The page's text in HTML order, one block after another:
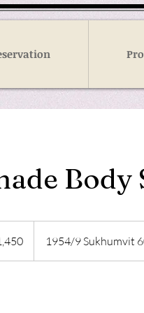
Body
1954/9 Sukhumvit